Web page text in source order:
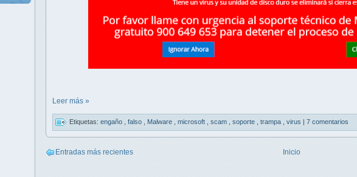
Leer más »
Etiquetas: engaño falso Malware microsoft scam soporte trampa virus | 7 comentarios
Entradas más recientes Inicio